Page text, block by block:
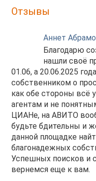
Отзывы
Аннет
Благодарю
нашли своё
01.06, а 20.06.2025
собственником о
как обе стороны всё
агентам и не
ЦИАНе, на АВИТО
будьте бдительны и
данной площадке
благонадежных
Успешных поисков и
вернемся еще к вам.